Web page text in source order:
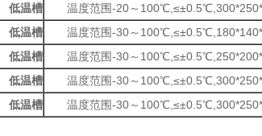
低温槽
温度范围-20～
低温槽
温度范围-30～
低温槽
温度范围-30～
低温槽
温度范围-30～
低温槽
温度范围-30～